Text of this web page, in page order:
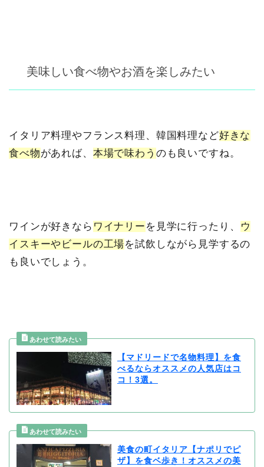
美味しい食べ物やお酒を楽しみたい
イタリア料理やフランス料理、韓国料理など好きな
食べ物があれば、 本場で味わう のも良いですね。
ワインが好きなら ワイナリー を見学に行ったり、
ウ
イスキーやビールの工場を試飲しながら見学するの
も良いでしょう。
【マドリードで名物料理】を食
べるならオススメの人気店はコ
コ！3選。
美食の町イタリア【ナポリでピ
ザ】を食ベ歩き！オススメの美